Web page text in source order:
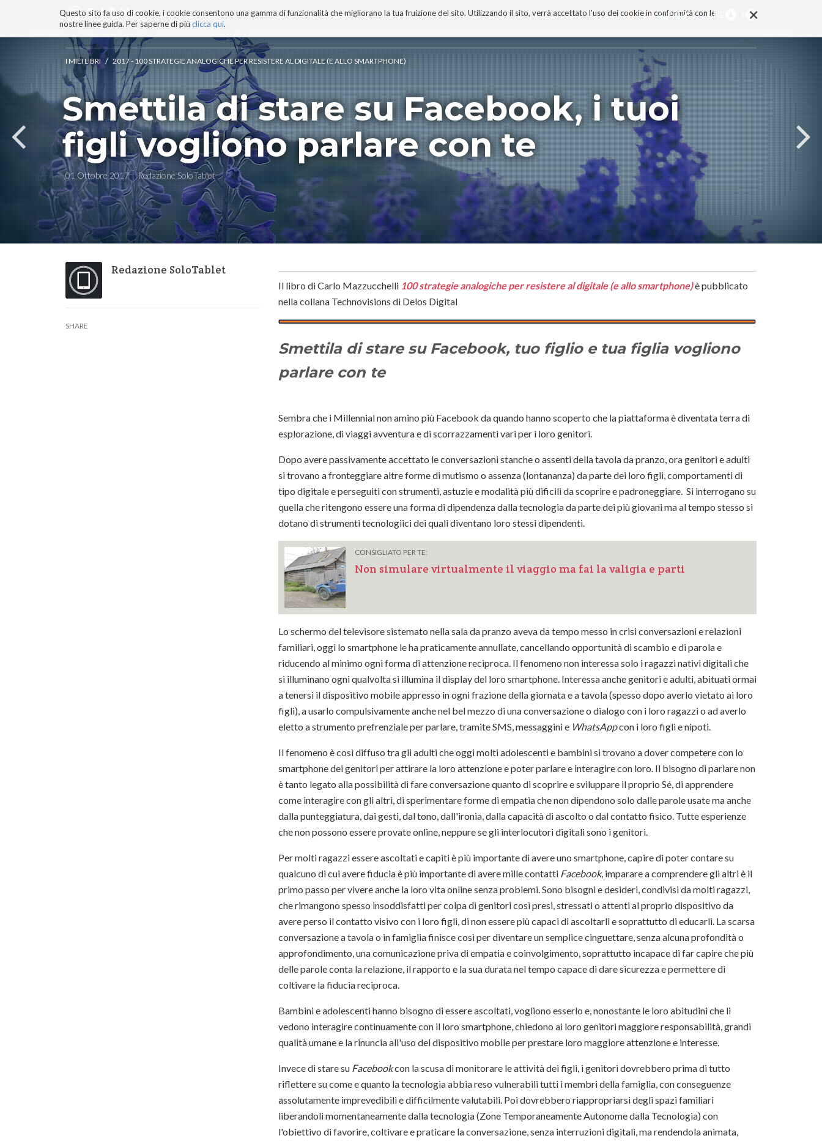
×
Questo sito fa uso di cookie, i cookie consentono una gamma di funzionalità che migliorano la tua fruizione del sito. Utilizzando il sito, verrà accettato l'uso dei cookie in conformità con le
nostre linee guida. Per saperne di più clicca qui.
BLOG TECNOCONSAPEVOLEZZA TECNOBIBLIOGRAFIA I MIEI LIBRI PROGETTO
ai
contenuti.
|
Salta
alla
navigazione
PREV NEXT
I MIEI LIBRI / 2017 - 100 STRATEGIE ANALOGICHE PER RESISTERE AL DIGITALE (E ALLO SMARTPHONE)
Smettila di stare su Facebook, i tuoi
figli vogliono parlare con te
01 Ottobre 2017 Redazione SoloTablet
Redazione SoloTablet
SHARE
Il libro di Carlo Mazzucchelli 100 strategie analogiche per resistere al digitale (e allo smartphone)è pubblicato
nella collana Technovisions di Delos Digital
Smettila di stare su Facebook, tuo figlio e tua figlia vogliono
parlare con te
Sembra che i Millennial non amino più Facebook da quando hanno scoperto che la piattaforma è diventata terra di
esplorazione, di viaggi avventura e di scorrazzamenti vari per i loro genitori.
Dopo avere passivamente accettato le conversazioni stanche o assenti della tavola da pranzo, ora genitori e adulti
si trovano a fronteggiare altre forme di mutismo o assenza (lontananza) da parte dei loro figli, comportamenti di
tipo digitale e perseguiti con strumenti, astuzie e modalità più dificili da scoprire e padroneggiare. Si interrogano su
quella che ritengono essere una forma di dipendenza dalla tecnologia da parte dei più giovani ma al tempo stesso si
dotano di strumenti tecnologiici dei quali diventano loro stessi dipendenti.
CONSIGLIATO PER TE:
Non simulare virtualmente il viaggio ma fai la valigia e parti
Lo schermo del televisore sistemato nella sala da pranzo aveva da tempo messo in crisi conversazioni e relazioni
familiari, oggi lo smartphone le ha praticamente annullate, cancellando opportunità di scambio e di parola e
riducendo al minimo ogni forma di attenzione reciproca. Il fenomeno non interessa solo i ragazzi nativi digitali che
si illuminano ogni qualvolta si illumina il display del loro smartphone. Interessa anche genitori e adulti, abituati ormai
a tenersi il dispositivo mobile appresso in ogni frazione della giornata e a tavola (spesso dopo averlo vietato ai loro
figli), a usarlo compulsivamente anche nel bel mezzo di una conversazione o dialogo con i loro ragazzi o ad averlo
eletto a strumento prefrenziale per parlare, tramite SMS, messaggini e WhatsAppcon i loro figli e nipoti.
Il fenomeno è così diffuso tra gli adulti che oggi molti adolescenti e bambini si trovano a dover competere con lo
smartphone dei genitori per attirare la loro attenzione e poter parlare e interagire con loro. Il bisogno di parlare non
è tanto legato alla possibilità di fare conversazione quanto di scoprire e sviluppare il proprio Sé, di apprendere
come interagire con gli altri, di sperimentare forme di empatia che non dipendono solo dalle parole usate ma anche
dalla punteggiatura, dai gesti, dal tono, dall'ironia, dalla capacità di ascolto o dal contatto fisico. Tutte esperienze
che non possono essere provate online, neppure se gli interlocutori digitali sono i genitori.
Per molti ragazzi essere ascoltati e capiti è più importante di avere uno smartphone, capire di poter contare su
qualcuno di cui avere fiducia è più importante di avere mille contatti Facebook, imparare a comprendere gli altri è il
primo passo per vivere anche la loro vita online senza problemi. Sono bisogni e desideri, condivisi da molti ragazzi,
che rimangono spesso insoddisfatti per colpa di genitori così presi, stressati o attenti al proprio dispositivo da
avere perso il contatto visivo con i loro figli, di non essere più capaci di ascoltarli e soprattutto di educarli. La scarsa
conversazione a tavola o in famiglia finisce così per diventare un semplice cinguettare, senza alcuna profondità o
approfondimento, una comunicazione priva di empatia e coinvolgimento, soprattutto incapace di far capire che più
delle parole conta la relazione, il rapporto e la sua durata nel tempo capace di dare sicurezza e permettere di
coltivare la fiducia reciproca.
Bambini e adolescenti hanno bisogno di essere ascoltati, vogliono esserlo e, nonostante le loro abitudini che li
vedono interagire continuamente con il loro smartphone, chiedono ai loro genitori maggiore responsabilità, grandi
qualità umane e la rinuncia all'uso del dispositivo mobile per prestare loro maggiore attenzione e interesse.
Invece di stare su Facebookcon la scusa di monitorare le attività dei figli, i genitori dovrebbero prima di tutto
riflettere su come e quanto la tecnologia abbia reso vulnerabili tutti i membri della famiglia, con conseguenze
assolutamente imprevedibili e difficilmente valutabili. Poi dovrebbero riappropriarsi degli spazi familiari
liberandoli momentaneamente dalla tecnologia (Zone Temporaneamente Autonome dalla Tecnologia) con
l'obiettivo di favorire, coltivare e praticare la conversazione, senza interruzioni digitali, ma rendendola animata,